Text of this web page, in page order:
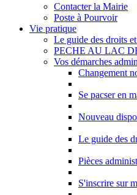
Contacter la Mairie
Poste à Pourvoir
Vie pratique
Le guide des droits
PECHE AU LAC
Vos démarches
Changement
Se pacser en
Nouveau
Le guide des
Pièces
S'inscrire sur